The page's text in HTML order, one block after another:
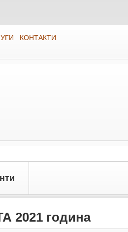
КОНТАКТИ
година